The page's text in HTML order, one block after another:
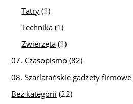
Tatry (1)
Technika (1)
Zwierzęta (1)
07. Czasopismo (82)
08. Szarlatańskie gadżety firmowe
Bez kategorii (22)